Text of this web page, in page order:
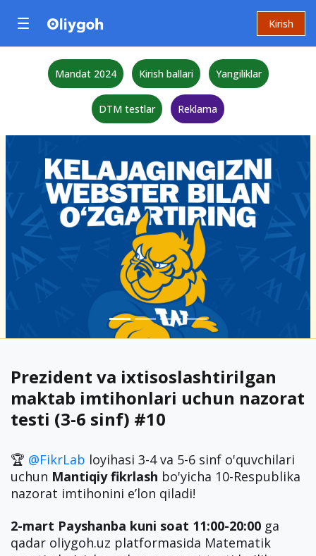
Kirish
Mandat 2024 Kirish ballari Yangiliklar
DTM testlar Reklama
Prezident va ixtisoslashtirilgan
maktab imtihonlari uchun nazorat
testi (3-6 sinf) #10
🏆 @FikrLab loyihasi 3-4 va 5-6 sinf o'quvchilari
uchun Mantiqiy fikrlash bo'yicha 10-Respublika
nazorat imtihonini eʼlon qiladi!
2-mart Payshanba kuni soat 11:00-20:00 ga
qadar oliygoh.uz platformasida Matematik